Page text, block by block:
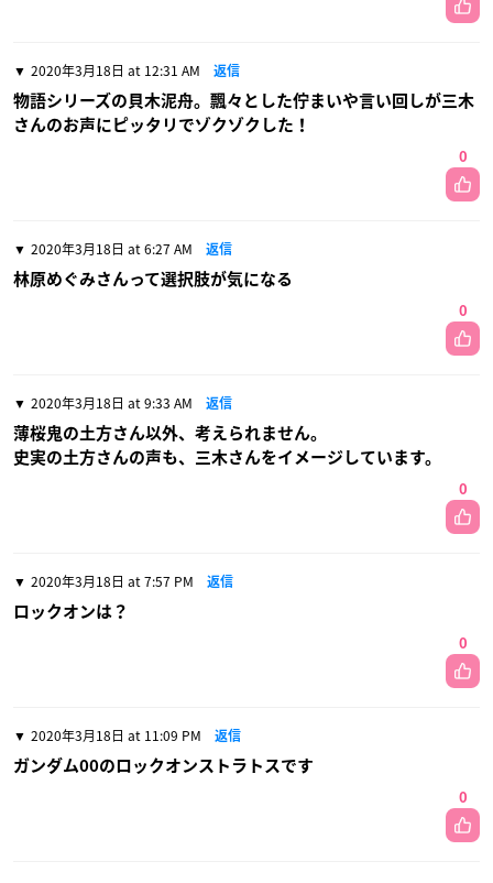
2020年3月18日 at 12:31 AM 返信
物語シリーズの貝木泥舟。飄々とした佇まいや言い回しが三木
さんのお声にピッタリでゾクゾクした！
0
2020年3月18日 at 6:27 AM 返信
林原めぐみさんって選択肢が気になる
0
2020年3月18日 at 9:33 AM 返信
薄桜鬼の土方さん以外、考えられません。
史実の土方さんの声も、三木さんをイメージしています。
0
2020年3月18日 at 7:57 PM 返信
ロックオンは？
0
2020年3月18日 at 11:09 PM 返信
ガンダム00のロックオンストラトスです
0